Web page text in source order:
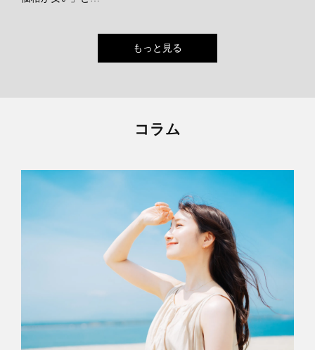
もっと見る
コラム